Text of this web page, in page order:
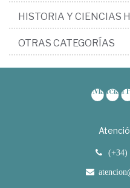
HISTORIA Y CIENCIAS
OTRAS CATEGORÍAS
(+34)